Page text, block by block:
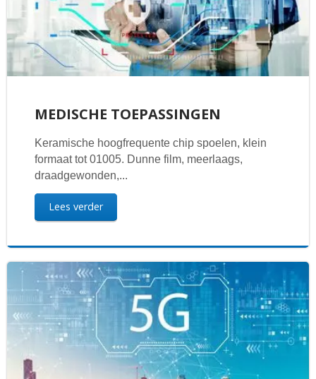
MEDISCHE TOEPASSINGEN
Keramische hoogfrequente chip spoelen, klein
formaat tot 01005. Dunne film, meerlaags,
draadgewonden,...
Lees verder